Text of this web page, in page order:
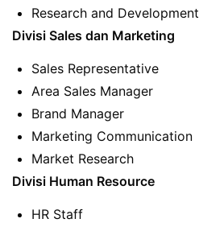
Research and Development
Divisi Sales dan Marketing
Sales Representative
Area Sales Manager
Brand Manager
Marketing Communication
Market Research
Divisi Human Resource
HR Staff